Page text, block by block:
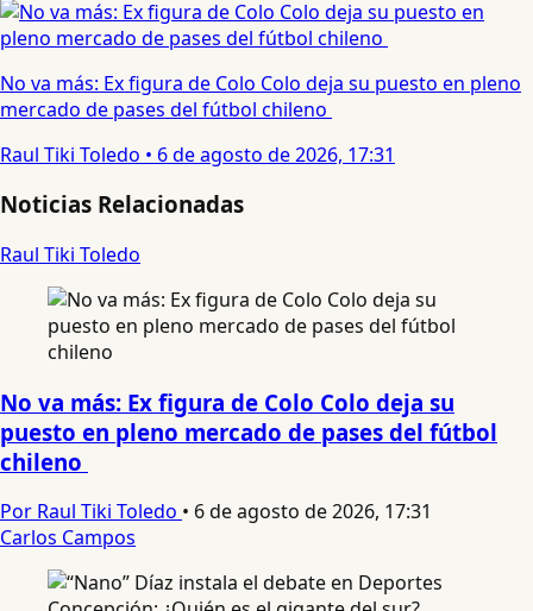
No va más: Ex figura de Colo Colo deja su puesto en pleno
mercado de pases del fútbol chileno
Raul Tiki Toledo • 6 de agosto de 2026, 17:31
Noticias Relacionadas
Raul Tiki Toledo
No va más: Ex figura de Colo Colo deja su
puesto en pleno mercado de pases del fútbol
chileno
Por Raul Tiki Toledo • 6 de agosto de 2026, 17:31
Carlos Campos